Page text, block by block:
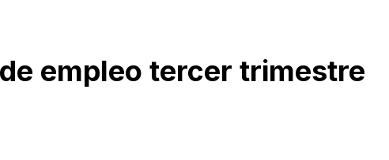
empleo tercer trimestre